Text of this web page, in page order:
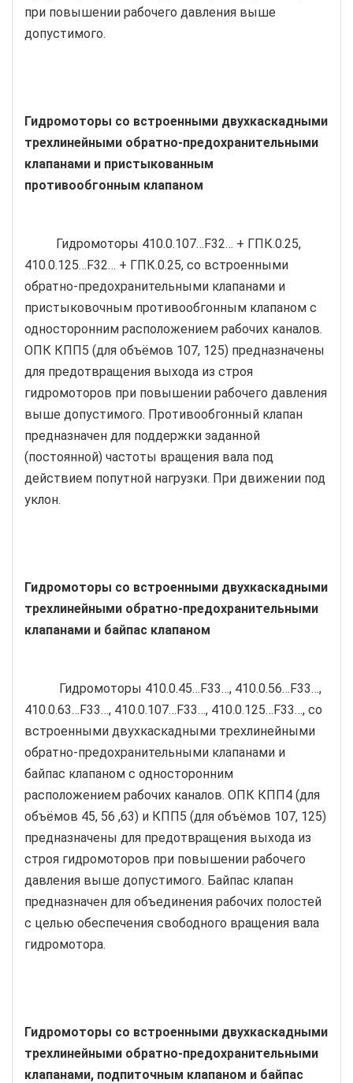
при повышении рабочего давления выше
допустимого.
Гидромоторы со встроенными двухкаскадными
трехлинейными обратно-предохранительными
клапанами и пристыкованным
противообгонным клапаном
Гидромоторы 410.0.107…F32… + ГПК.0.25,
410.0.125…F32… + ГПК.0.25, со встроенными
обратно-предохранительными клапанами и
пристыковочным противообгонным клапаном с
односторонним расположением рабочих каналов.
ОПК КПП5 (для объёмов 107, 125) предназначены
для предотвращения выхода из строя
гидромоторов при повышении рабочего давления
выше допустимого. Противообгонный клапан
предназначен для поддержки заданной
(постоянной) частоты вращения вала под
действием попутной нагрузки. При движении под
уклон.
Гидромоторы со встроенными двухкаскадными
трехлинейными обратно-предохранительными
клапанами и байпас клапаном
Гидромоторы 410.0.45…F33…, 410.0.56…F33…,
410.0.63…F33…, 410.0.107…F33…, 410.0.125…F33…, со
встроенными двухкаскадными трехлинейными
обратно-предохранительными клапанами и
байпас клапаном с односторонним
расположением рабочих каналов. ОПК КПП4 (для
объёмов 45, 56 ,63) и КПП5 (для объёмов 107, 125)
предназначены для предотвращения выхода из
строя гидромоторов при повышении рабочего
давления выше допустимого. Байпас клапан
предназначен для объединения рабочих полостей
с целью обеспечения свободного вращения вала
гидромотора.
Гидромоторы со встроенными двухкаскадными
трехлинейными обратно-предохранительными
клапанами, подпиточным клапаном и байпас